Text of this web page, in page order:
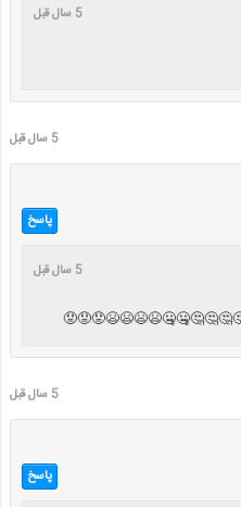
5 سال قبل
5 سال قبل
پاسخ
5 سال قبل
5 سال قبل
پاسخ